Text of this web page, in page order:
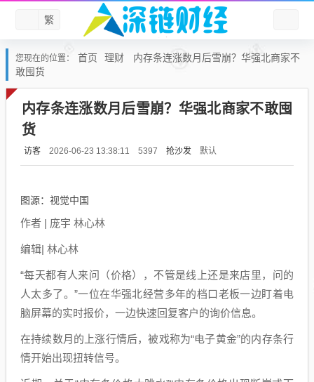
繁
您现在的位置： 首页 理财
内存条连涨数月后雪崩？华强北商家不
敢囤货
内存条连涨数月后雪崩？华强北商家不敢囤
货
访客 2026-06-23 13:38:11 5397 抢沙发 默认
图源：视觉中国
作者 | 庞宇 林心林
编辑| 林心林
“每天都有人来问（价格），不管是线上还是来店里，问的
人太多了。”一位在华强北经营多年的档口老板一边盯着电
脑屏幕的实时报价，一边快速回复客户的询价信息。
在持续数月的上涨行情后，被戏称为“电子黄金”的内存条行
情开始出现扭转信号。